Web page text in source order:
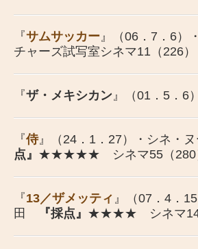
『サムサッカー 』（06．7．6）
チャーズ試写室シネマ11（226）
『ザ・メキシカン 』（01．5．6）
『侍』（24．1．27）・シネ・ヌ
点』 ★★★★★ シネマ55（280
『13／ザメッティ 』（07．4．
田
『採点』 ★★★★ シネマ14